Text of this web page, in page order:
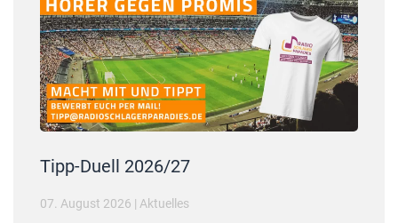
Tipp-Duell 2026/27
07. August 2026 | Aktuelles